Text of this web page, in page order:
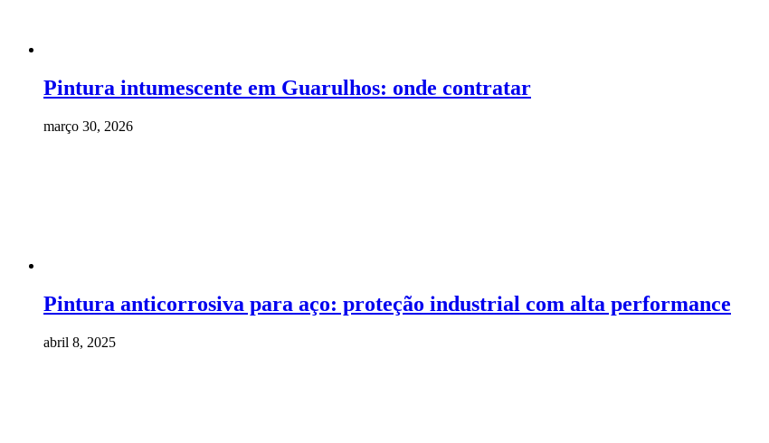
Pintura intumescente em Guarulhos: onde contratar
março 30, 2026
Pintura anticorrosiva para aço: proteção industrial com alta performance
abril 8, 2025